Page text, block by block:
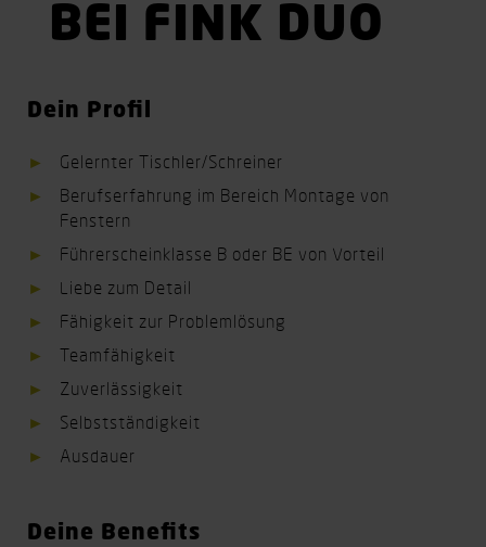
BEI FINK DUO
Dein Profil
Gelernter Tischler/Schreiner
Berufserfahrung im Bereich Montage von
Fenstern
Führerscheinklasse B oder BE von Vorteil
Liebe zum Detail
Fähigkeit zur Problemlösung
Teamfähigkeit
Zuverlässigkeit
Selbstständigkeit
Ausdauer
Deine Benefits